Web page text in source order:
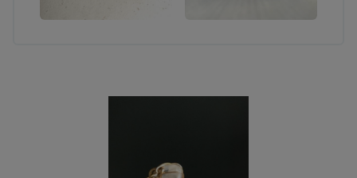
olet tervetullut asioimaan myös täällä. Ota yhteyttä
hieman tyhjillään mutta tässäpä lista paikoista, joista
LOV!T -KÄSITYÖPUOTI, Helsinki